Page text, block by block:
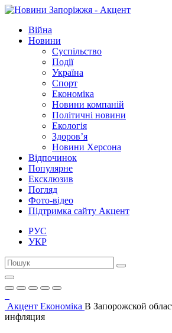
Війна
Новини
Суспільство
Події
Україна
Спорт
Економіка
Новини компаній
Політичні новини
Екологія
Здоров’я
Новини Херсона
Відпочинок
Популярне
Ексклюзив
Погляд
Фото-відео
Підтримка сайту Акцент
РУС
УКР
Акцент Економіка В Запорожской
инфляция